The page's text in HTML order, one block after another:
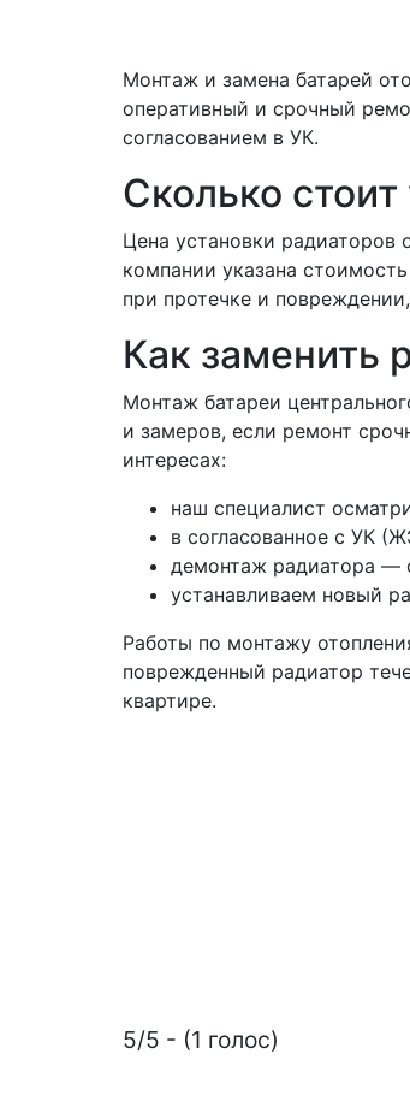
Монтаж и замена батарей
оперативный и срочный
согласованием в УК.
Сколько
Цена установки радиаторов
компании указана
при протечке и
Как заменить
Монтаж батареи
и замеров, если ремонт
интересах:
наш специалист
в согласованное с УК
демонтаж радиатора —
устанавливаем новый
Работы по монтажу
поврежденный радиатор
квартире.
5/5 - (1 голос)